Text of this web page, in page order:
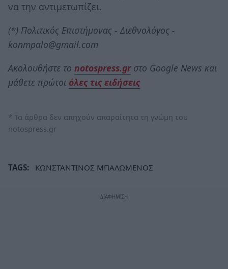
να την αντιμετωπίζει.
(*) Πολιτικός Επιστήμονας - Διεθνολόγος -
konmpalo@gmail.com
Ακολουθήστε το notospress.grστο Google News και
μάθετε πρώτοι όλες τις ειδήσεις
* Τα άρθρα δεν απηχούν απαραίτητα τη γνώμη του
notospress.gr
TAGS: ΚΩΝΣΤΑΝΤΙΝΟΣ ΜΠΑΛΩΜΕΝΟΣ